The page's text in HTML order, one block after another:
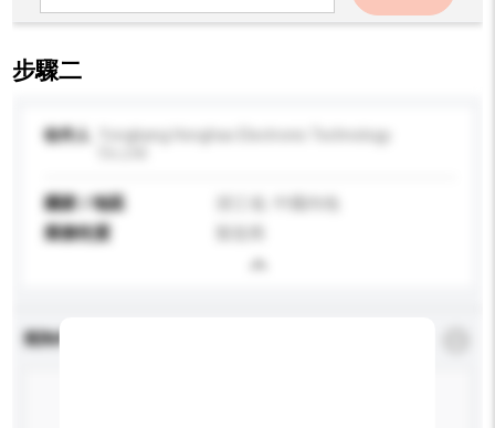
步驟二
收件人
國家 / 地區
業務性質
查詢內容